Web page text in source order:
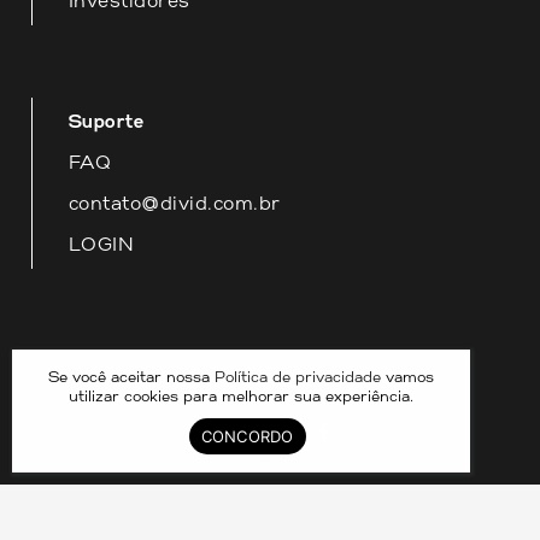
Suporte
FAQ
contato@divid.com.br
LOGIN
Nossas redes
Se você aceitar nossa Política de privacidade vamos
utilizar cookies para melhorar sua experiência.
CONCORDO